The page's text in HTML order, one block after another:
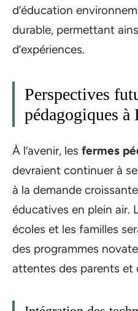
d’éducation
durable, permettant
d’expériences.
Perspectives
pédagogiques à
À l’avenir, les fermes
devraient continuer à
à la demande
éducatives en plein air.
écoles et les familles
des programmes
attentes des parents et